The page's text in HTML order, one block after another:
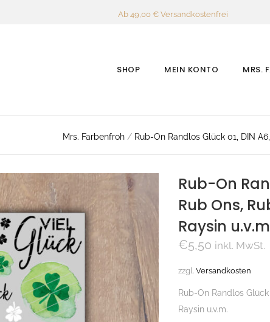
Ab 49,00 € Versandkostenfrei
SHOP MEIN KONTO MRS.
Mrs. Farbenfroh / Rub-On Randlos Glück 01, DIN
Rub-On
Rub Ons,
Raysin
€5,50 inkl. MwSt.
zzgl. Versandkosten
Rub-On Randlos
Raysin u.v.m.